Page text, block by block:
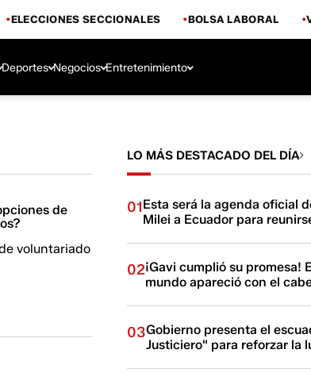
ELECCIONES SECCIONALES BOLSA LABORAL
Deportes Negocios Entretenimiento
de
voluntariado
LO MÁS DESTACADO DEL DÍA
01Esta será la agenda oficial
Milei a Ecuador para
02¡Gavi cumplió su promesa!
mundo apareció con el
03Gobierno presenta el
Justiciero" para reforzar la